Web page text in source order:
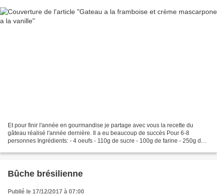
Et pour finir l'année en gourmandise je partage avec vous la recette du
gâteau réalisé l'année dernière. Il a eu beaucoup de succès Pour 6-8
personnes Ingrédients: - 4 oeufs - 110g de sucre - 100g de farine - 250g de
Bûche brésilienne
Publié le 17/12/2017 à 07:00